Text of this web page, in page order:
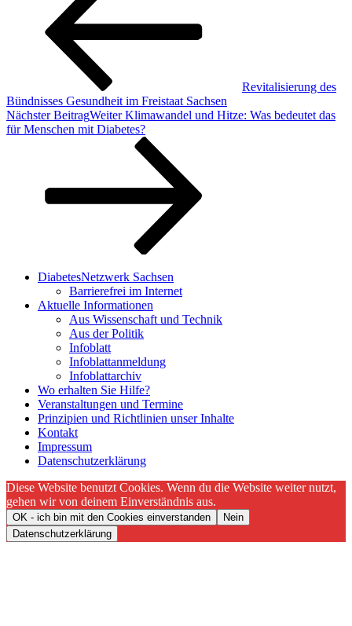
Revitalisierung des
Bündnisses Gesundheit im Freistaat Sachsen
Nächster BeitragWeiter Klimawandel und Hitze: Was bedeutet das
für Menschen mit Diabetes?
DiabetesNetzwerk Sachsen
Barrierefrei im Internet
Aktuelle Informationen
Aus Wissenschaft und Technik
Aus der Politik
Infoblatt
Infoblattanmeldung
Infoblattarchiv
Wo erhalten Sie Hilfe?
Veranstaltungen und Termine
Prinzipien und Richtlinien unser Inhalte
Kontakt
Impressum
Datenschutzerklärung
Diese Website benutzt Cookies. Wenn du die Website weiter nutzt,
gehen wir von deinem Einverständnis aus.
OK - ich bin mit den Cookies einverstanden
Nein
Datenschutzerklärung